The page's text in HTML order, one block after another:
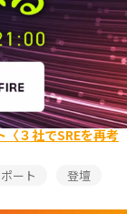
３社でSREを再考
ート 登壇